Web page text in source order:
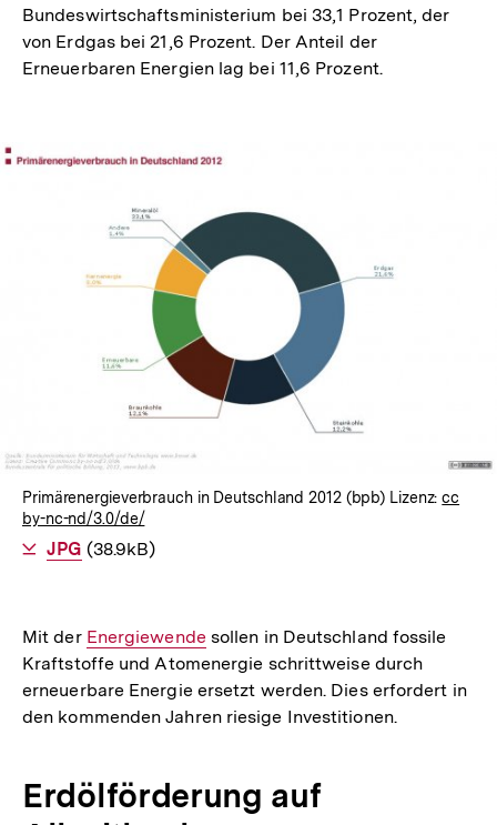
Bundeswirtschaftsministerium bei 33,1 Prozent, der
von Erdgas bei 21,6 Prozent. Der Anteil der
Erneuerbaren Energien lag bei 11,6 Prozent.
Primärenergieverbrauch in Deutschland 2012 (bpb) Lizenz:cc
by-nc-nd/3.0/de/
Als
JPG herunterladen
(38.9kB)
Mit der Interner
Link:
Energiewende sollen in Deutschland fossile
Kraftstoffe und Atomenergie schrittweise durch
erneuerbare Energie ersetzt werden. Dies erfordert in
den kommenden Jahren riesige Investitionen.
Erdölförderung auf